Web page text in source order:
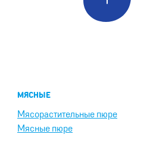
МЯСНЫЕ
Мясорастительные пюре
Мясные пюре